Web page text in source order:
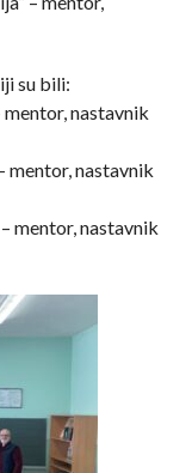
su bili:
mentor, nastavnik
mentor, nastavnik
mentor, nastavnik